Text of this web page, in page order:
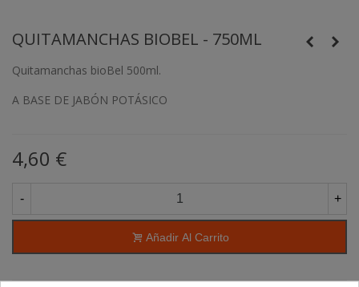
QUITAMANCHAS BIOBEL - 750ML
Quitamanchas bioBel 500ml.
A BASE DE JABÓN POTÁSICO
4,60 €
- +
Añadir Al Carrito